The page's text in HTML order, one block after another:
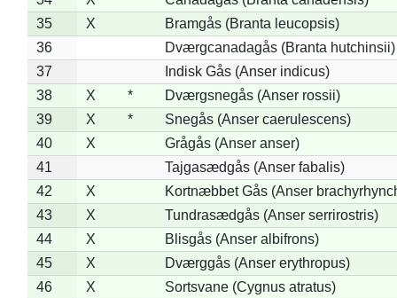
35
X
Bramgås (Branta leucopsis)
36
Dværgcanadagås (Branta hutchinsii)
37
Indisk Gås (Anser indicus)
38
X *
Dværgsnegås (Anser rossii)
39
X *
Snegås (Anser caerulescens)
40
X
Grågås (Anser anser)
41
Tajgasædgås (Anser fabalis)
42
X
Kortnæbbet Gås (Anser
43
X
Tundrasædgås (Anser serrirostris)
44
X
Blisgås (Anser albifrons)
45
X
Dværggås (Anser erythropus)
46
X
Sortsvane (Cygnus atratus)